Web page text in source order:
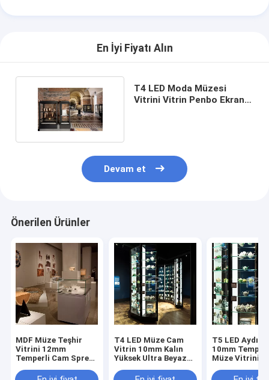
En İyi Fiyatı Alın
T4 LED Moda Müzesi
Vitrini Vitrin Penbo Ekran
Devam et
Önerilen Ürünler
MDF Müze Teşhir
Vitrini 12mm
Temperli Cam Sprey
T4 LED Müze Cam
Vitrin 10mm Kalın
Yüksek Ultra Beyaz
T5 LED
10mm
Müze Vitrini